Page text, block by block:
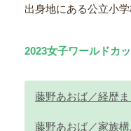
出身地にある公立小
2023女子ワールドカ
藤野あおば／経歴
藤野あおば／家族